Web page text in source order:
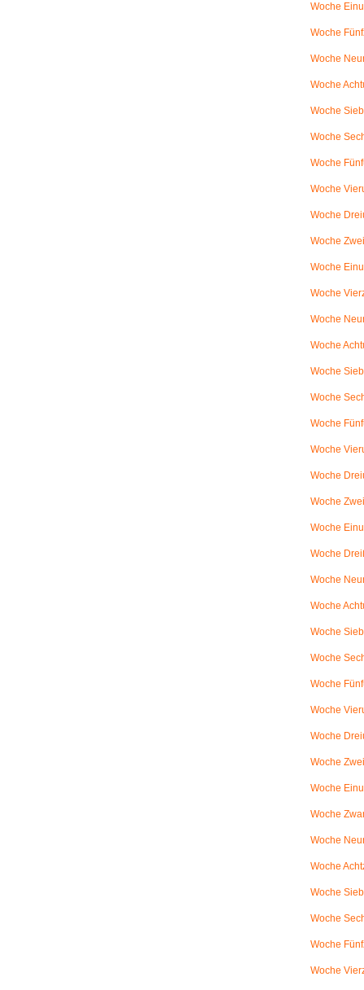
Woche
Woche
Woche
Woche
Woche
Woche
Woche
Woche
Woche
Woche
Woche
Woche
Woche
Woche
Woche
Woche
Woche
Woche
Woche
Woche
Woche
Woche
Woche
Woche
Woche
Woche
Woche
Woche
Woche
Woche
Woche
Woche
Woche
Woche
Woche
Woche
Woche
Woche